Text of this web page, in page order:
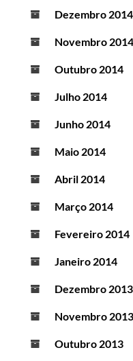
Dezembro 2014
Novembro 2014
Outubro 2014
Julho 2014
Junho 2014
Maio 2014
Abril 2014
Março 2014
Fevereiro 2014
Janeiro 2014
Dezembro 2013
Novembro 2013
Outubro 2013